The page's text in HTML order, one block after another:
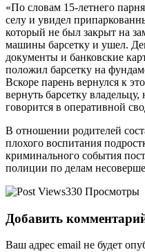
«По словам 15-летнего
селу и увидел
который не был закрыт на
машины барсетку и ушел.
документы и банковские
положил барсетку на
Вскоре парень вернулся к
вернуть барсетку
говорится в оперативной
В отношении родителей
плохого воспитания
криминального события
полиции по делам
330 Просмотры
Добавить
Ваш адрес email не будет